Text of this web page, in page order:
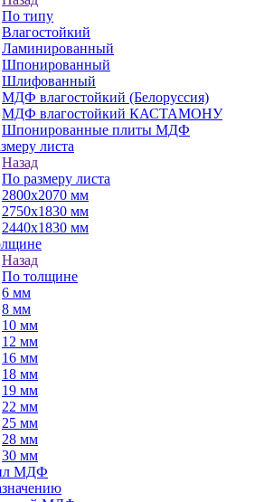
По типу
Влагостойкий
Ламинированный
Шпонированный
Шлифованный
МДФ влагостойкий (Белоруссия)
МДФ влагостойкий КАСТАМОНУ
Шпонированные плиты МДФ
листа
Назад
По размеру листа
2800х2070 мм
2750х1830 мм
2440х1830 мм
Назад
По толщине
6 мм
8 мм
10 мм
12 мм
16 мм
18 мм
19 мм
22 мм
25 мм
28 мм
30 мм
МДФ